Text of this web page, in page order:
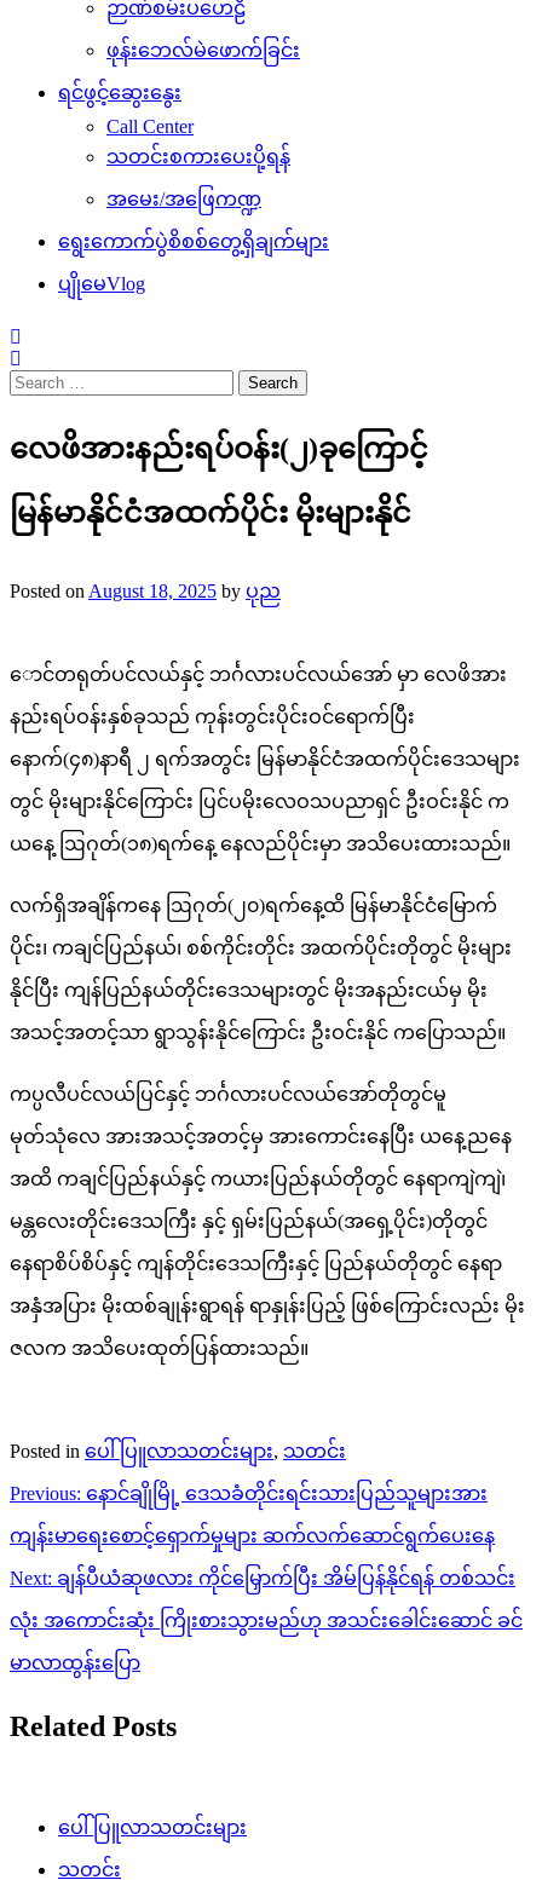
ဉာဏ်စမ်းပဟေဠိ
ဖုန်းဘေလ်မဲဖောက်ခြင်း
ရင်ဖွင့်ဆွေးနွေး
Call Center
သတင်းစကားပေးပို့ရန်
အမေး/အဖြေကဏ္ဍ
ရွေးကောက်ပွဲစိစစ်တွေ့ရှိချက်များ
ပျိုမေVlog
Search
for:
လေဖိအားနည်းရပ်ဝန်း(၂)ခုကြောင့်
မြန်မာနိုင်ငံအထက်ပိုင်း မိုးများနိုင်
Posted on August 18, 2025 by ပုည
ောင်တရုတ်ပင်လယ်နှင့် ဘင်္ဂလားပင်လယ်‌အော် မှာ လေဖိအား
နည်းရပ်ဝန်းနှစ်ခုသည် ကုန်းတွင်းပိုင်းဝင်ရောက်ပြီး
နောက်(၄၈)နာရီ ၂ ရက်အတွင်း မြန်မာနိုင်ငံအထက်ပိုင်းဒေသများ
တွင် မိုးများနိုင်ကြောင်း ပြင်ပမိုးလေဝသပညာရှင် ဦးဝင်းနိုင် က
ယနေ့ ဩဂုတ်(၁၈)ရက်နေ့ နေလည်ပိုင်းမှာ အသိပေးထားသည်။
လက်ရှိအချိန်ကနေ ဩဂုတ်(၂၀)ရက်နေ့ထိ မြန်မာနိုင်ငံမြောက်
ပိုင်း၊ ကချင်ပြည်နယ်၊ စစ်ကိုင်းတိုင်း အထက်ပိုင်းတိုတွင် မိုးများ
နိုင်ပြီး ကျန်ပြည်နယ်တိုင်းဒေသများတွင် မိုးအနည်းငယ်မှ မိုး
အသင့်အတင့်သာ ရွာသွန်းနိုင်ကြောင်း ဦးဝင်းနိုင် ကပြောသည်။
ကပ္ပလီပင်လယ်ပြင်နှင့် ဘင်္ဂလားပင်လယ်အော်တိုတွင်မူ
မုတ်သုံလေ အားအသင့်အတင့်မှ အားကောင်းနေပြီး ယနေ့ညနေ
အထိ ကချင်ပြည်နယ်နှင့် ကယားပြည်နယ်တိုတွင် နေရာကျဲကျဲ၊
မန္တလေးတိုင်းဒေသကြီး နှင့် ရှမ်းပြည်နယ်(အရှေ့ပိုင်း)တိုတွင်
နေရာစိပ်စိပ်နှင့် ကျန်တိုင်းဒေသကြီးနှင့် ပြည်နယ်တိုတွင် နေရာ
အနှံအပြား မိုးထစ်ချုန်းရွာရန် ရာနှုန်းပြည့် ဖြစ်ကြောင်းလည်း မိုး
ဇလက အသိပေးထုတ်ပြန်ထားသည်။
Posted in ပေါ်ပြူလာသတင်းများ, သတင်း
Post
navigation
Previous: နောင်ချိုမြို့ ဒေသခံတိုင်းရင်းသားပြည်သူများအား
ကျန်းမာရေးစောင့်ရှောက်မှုများ ဆက်လက်ဆောင်ရွက်ပေးနေ
Next: ချန်ပီယံဆုဖလား ကိုင်မြှောက်ပြီး အိမ်ပြန်နိုင်ရန် တစ်သင်း
လုံး အကောင်းဆုံး ကြိုးစားသွားမည်ဟု အသင်းခေါင်းဆောင် ခင်
မာလာထွန်းပြော
Related Posts
ပေါ်ပြူလာသတင်းများ
သတင်း